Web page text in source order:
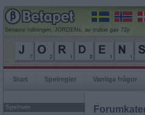
Senaste rullningen, JORDENs, av trulsie gav 72p
Start Spelregler Vanliga frågor
Spelrum